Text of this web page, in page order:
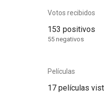
Votos recibidos
153 positivos
55 negativos
Películas
17 películas